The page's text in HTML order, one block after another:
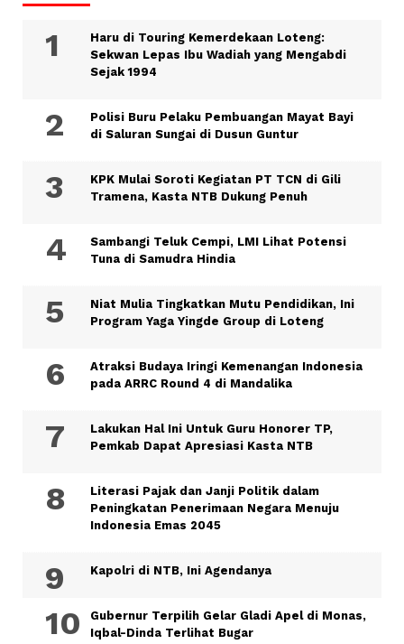
Haru di Touring Kemerdekaan Loteng:
Sekwan Lepas Ibu Wadiah yang Mengabdi
Sejak 1994
Polisi Buru Pelaku Pembuangan Mayat Bayi
di Saluran Sungai di Dusun Guntur
KPK Mulai Soroti Kegiatan PT TCN di Gili
Tramena, Kasta NTB Dukung Penuh
Sambangi Teluk Cempi, LMI Lihat Potensi
Tuna di Samudra Hindia
Niat Mulia Tingkatkan Mutu Pendidikan, Ini
Program Yaga Yingde Group di Loteng
Atraksi Budaya Iringi Kemenangan Indonesia
pada ARRC Round 4 di Mandalika
Lakukan Hal Ini Untuk Guru Honorer TP,
Pemkab Dapat Apresiasi Kasta NTB
Literasi Pajak dan Janji Politik dalam
Peningkatan Penerimaan Negara Menuju
Indonesia Emas 2045
Kapolri di NTB, Ini Agendanya
Gubernur Terpilih Gelar Gladi Apel di Monas,
Iqbal-Dinda Terlihat Bugar